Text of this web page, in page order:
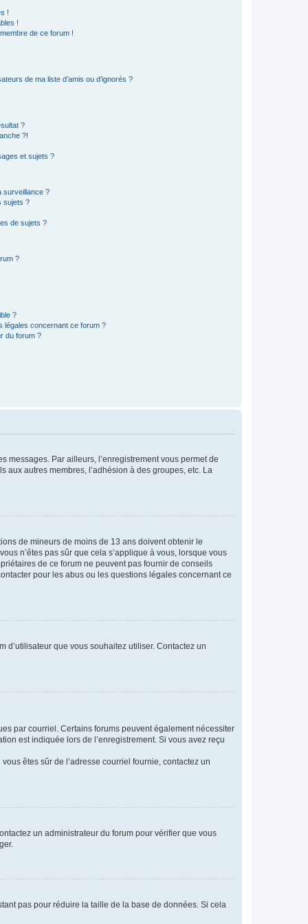
!
!
de ce forum !
de ma liste d’amis ou d’ignorés ?
?
?!
et sujets ?
surveillance ?
sujets ?
de sujets ?
?
?
légales concernant ce forum ?
du forum ?
messages. Par ailleurs, l’enregistrement vous permet de
autres membres, l’adhésion à des groupes, etc. La
de mineurs de moins de 13 ans doivent obtenir le
n’êtes pas sûr que cela s’applique à vous, lorsque vous
de ce forum ne peuvent pas fournir de conseils
pour les abus ou les questions légales concernant ce
d’utilisateur que vous souhaitez utiliser. Contactez un
par courriel. Certains forums peuvent également nécessiter
est indiquée lors de l’enregistrement. Si vous avez reçu
êtes sûr de l’adresse courriel fournie, contactez un
un administrateur du forum pour vérifier que vous
pas pour réduire la taille de la base de données. Si cela